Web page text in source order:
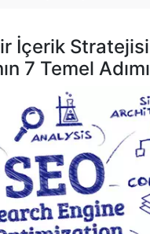
İçerik Stratejisi
7 Temel Adımı